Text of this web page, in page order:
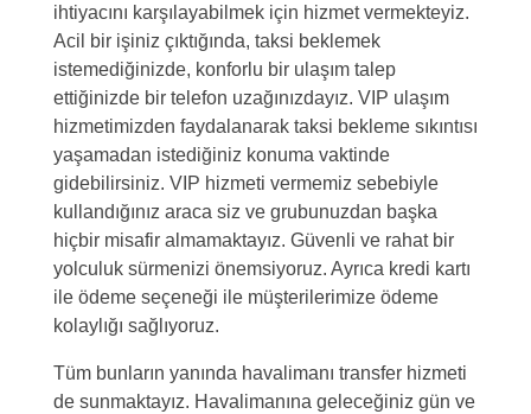
ihtiyacını karşılayabilmek için hizmet vermekteyiz.
Acil bir işiniz çıktığında, taksi beklemek
istemediğinizde, konforlu bir ulaşım talep
ettiğinizde bir telefon uzağınızdayız. VIP ulaşım
hizmetimizden faydalanarak taksi bekleme sıkıntısı
yaşamadan istediğiniz konuma vaktinde
gidebilirsiniz. VIP hizmeti vermemiz sebebiyle
kullandığınız araca siz ve grubunuzdan başka
hiçbir misafir almamaktayız. Güvenli ve rahat bir
yolculuk sürmenizi önemsiyoruz. Ayrıca kredi kartı
ile ödeme seçeneği ile müşterilerimize ödeme
kolaylığı sağlıyoruz.
Tüm bunların yanında havalimanı transfer hizmeti
de sunmaktayız. Havalimanına geleceğiniz gün ve